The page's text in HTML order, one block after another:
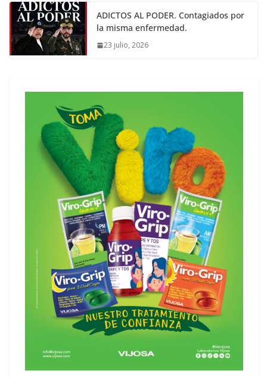
ADICTOS AL PODER. Contagiados por
la misma enfermedad.
23 julio, 2026